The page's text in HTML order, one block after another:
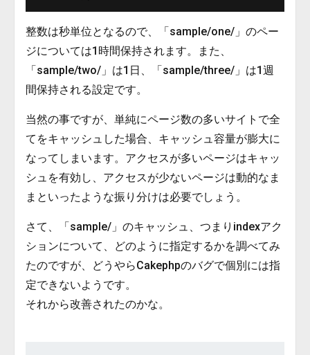
整数は秒単位となるので、「sample/one/」のペー
ジについては1時間保持されます。また、
「sample/two/」は1日、「sample/three/」は1週
間保持される設定です。
当然の事ですが、単純にページ数の多いサイトで全
てをキャッシュした場合、キャッシュ容量が膨大に
なってしまいます。アクセスが多いページはキャッ
シュを有効し、アクセスが少ないページは動的なま
まといったような振り分けは必要でしょう。
さて、「sample/」のキャッシュ、つまりindexアク
ションについて、どのように指定するかを調べてみ
たのですが、どうやらCakephpのバグで個別には指
定できないようです。
それから改善されたのかな。